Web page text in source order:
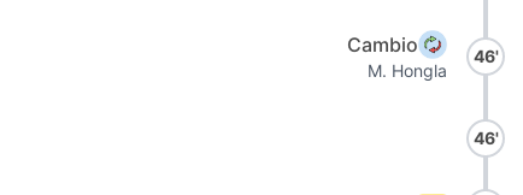
Cambio
M. Hongla
46'
46'